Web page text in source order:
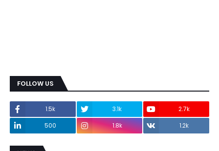
FOLLOW US
1.5k 3.1k
2.7k
500
1.8k 1.2k